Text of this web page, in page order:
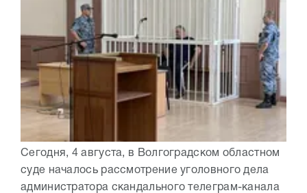
Сегодня, 4 августа, в Волгоградском областном
суде началось рассмотрение уголовного дела
администратора скандального телеграм-канала